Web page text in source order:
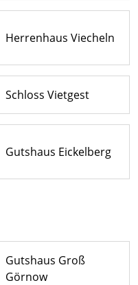
Herrenhaus Viecheln
Schloss Vietgest
Gutshaus Eickelberg
Gutshaus Groß
Görnow